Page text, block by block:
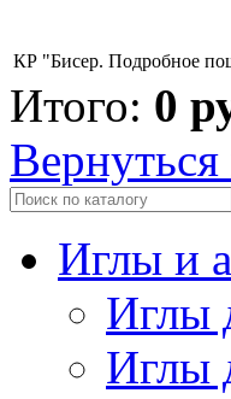
КР "Бисер. Подробное
Итого: 0
Вернуться
Иглы и
Иглы
Иглы